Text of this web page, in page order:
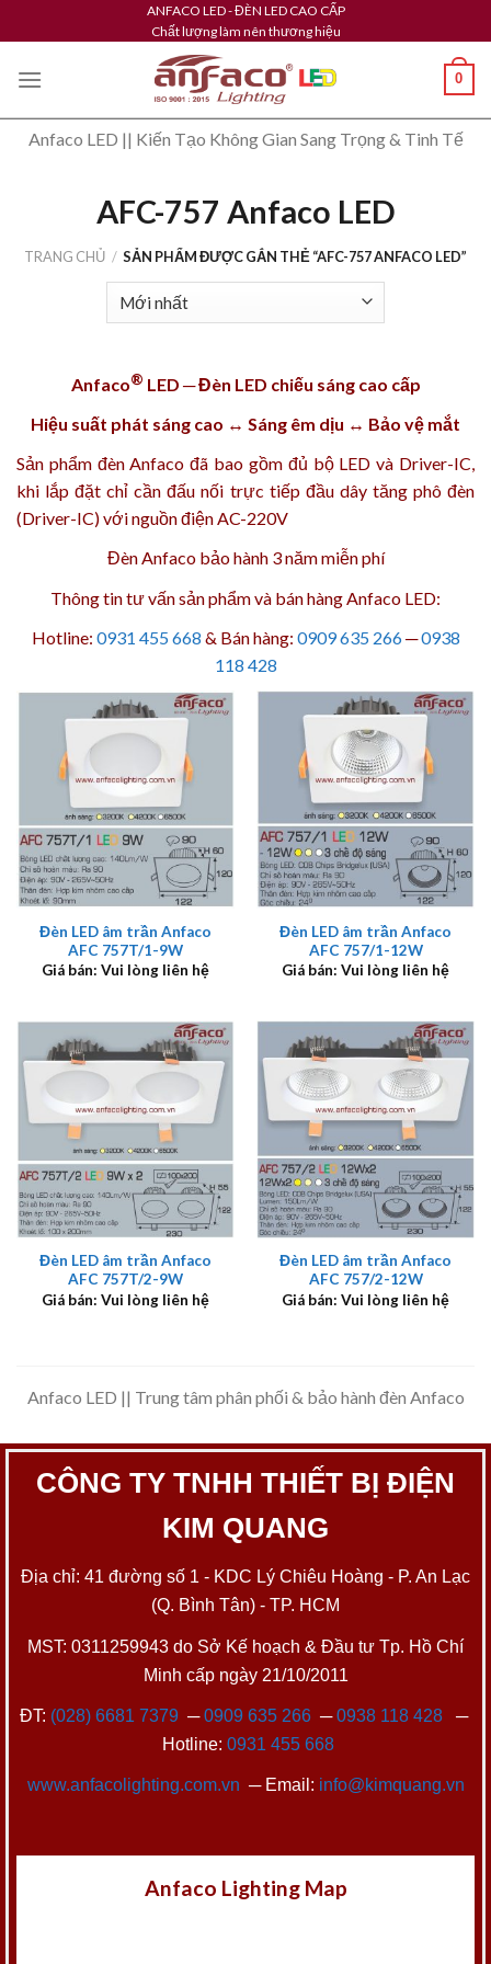
to
content
ANFACO LED - ĐÈN LED CAO CẤP
Chất lượng làm nên thương hiệu
0
Anfaco LED || Kiến Tạo Không Gian Sang Trọng & Tinh Tế
AFC-757 Anfaco LED
TRANG CHỦ / SẢN PHẨM ĐƯỢC GẮN THẺ “AFC-757 ANFACO LED”
Anfaco® LED ─ Đèn LED chiếu sáng cao cấp
Hiệu suất phát sáng cao ↔ Sáng êm dịu ↔ Bảo vệ mắt
Sản phẩm đèn Anfaco đã bao gồm đủ bộ LED và Driver-IC,
khi lắp đặt chỉ cần đấu nối trực tiếp đầu dây tăng phô đèn
(Driver-IC) với nguồn điện AC-220V
Đèn Anfaco bảo hành 3 nămmiễn phí
Thông tin tư vấn sản phẩm và bán hàng Anfaco LED:
Hotline: 0931 455 668 & Bán hàng: 0909 635 266─0938
118 428
Đèn LED âm trần Anfaco
AFC 757T/1-9W
Giá bán: Vui lòng liên hệ
Đèn LED âm trần Anfaco
AFC 757/1-12W
Giá bán: Vui lòng liên hệ
Đèn LED âm trần Anfaco
AFC 757T/2-9W
Giá bán: Vui lòng liên hệ
Đèn LED âm trần Anfaco
AFC 757/2-12W
Giá bán: Vui lòng liên hệ
Anfaco LED || Trung tâm phân phối & bảo hành đèn Anfaco
CÔNG TY TNHH THIẾT BỊ ĐIỆN
KIM QUANG
Địa chỉ: 41 đường số 1 - KDC Lý Chiêu Hoàng - P. An Lạc
(Q. Bình Tân) - TP. HCM
MST: 0311259943 do Sở Kế hoạch & Đầu tư Tp. Hồ Chí
Minh cấp ngày 21/10/2011
ĐT: (028) 6681 7379 ─0909 635 266─0938 118 428─
Hotline: 0931 455 668
www.anfacolighting.com.vn ─ Email: info@kimquang.vn
Anfaco Lighting Map